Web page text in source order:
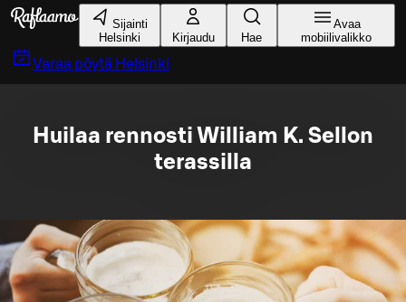
Siirry pääsisältöön
Sijainti
Helsinki
Kirjaudu Hae
Avaa
mobiilivalikko
Varaa pöytä Helsinki
Huilaa rennosti William K. Sellon
terassilla